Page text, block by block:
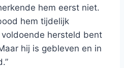
hem eerst niet.
hem tijdelijk
voldoende hersteld bent
hij is gebleven en in